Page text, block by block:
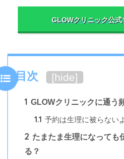
GLOWクリニック公式
目次 [hide]
1 GLOWクリニックに通う
1.1 予約は生理に被らない
2 たまたま生理になっても
る？